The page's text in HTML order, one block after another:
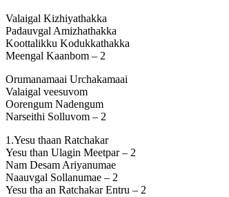
Valaigal Kizhiyathakka
Padauvgal Amizhathakka
Koottalikku Kodukkathakka
Meengal Kaanbom – 2
Orumanamaai Urchakamaai
Valaigal veesuvom
Oorengum Nadengum
Narseithi Solluvom – 2
1.Yesu thaan Ratchakar
Yesu than Ulagin Meetpar – 2
Nam Desam Ariyanumae
Naauvgal Sollanumae – 2
Yesu tha an Ratchakar Entru – 2